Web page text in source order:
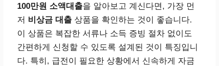
100만원 소액대출을 알아보고 계신다면, 가장 먼
저 비상금 대출 상품을 확인하는 것이 좋습니다.
이 상품은 복잡한 서류나 소득 증빙 절차 없이도
간편하게 신청할 수 있도록 설계된 것이 특징입니
다. 특히, 급전이 필요한 상황에서 신속하게 자금